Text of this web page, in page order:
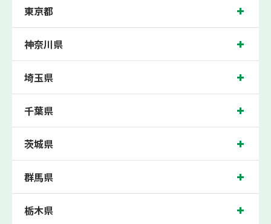
間・期末テストで、必ず1回以上『60点未満でご入塾の場合、受講科目が1科目で
+20点以上。60点以上でご入塾の場合、その科目が80点以上』になることを保証し
ます。もし以上の基準を超えて学校成績が上がらなければ、3学期目の対象科目授
静岡県三島市の保護者の方や生徒さんにクチコミで絶大な評価をいただいている個
別指導塾で今なら無料体験受付中です！
東京都
神奈川県
埼玉県
千葉県
茨城県
群馬県
栃木県